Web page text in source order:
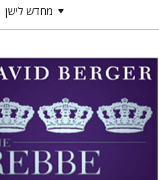
מחדש לישן
David Berger